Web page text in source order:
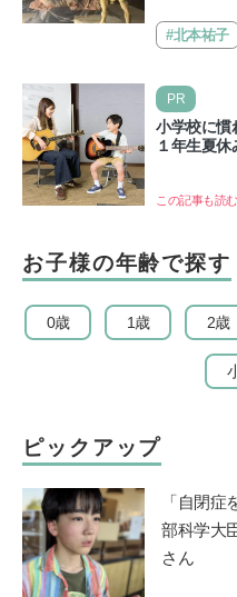
催…#北本祐子
PR
小学校に慣
１年生夏
この記事も読
お子様の年齢で探す
0歳 1歳 2歳
ピックアップ
「自閉
部科学大
さん